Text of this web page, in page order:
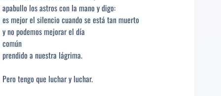
apabullo los astros con la mano y digo:
es mejor el silencio cuando se está tan muerto
y no podemos mejorar el día
común
prendido a nuestra lágrima.
Pero tengo que luchar y luchar.